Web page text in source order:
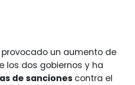
un aumento de
los dos gobiernos y ha
de sanciones contra el